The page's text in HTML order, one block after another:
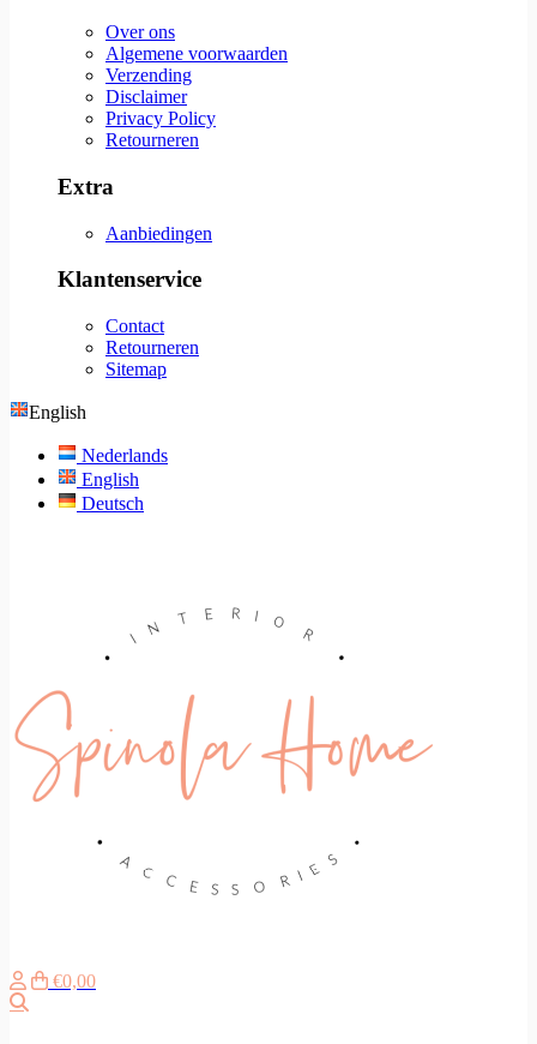
Over ons
Algemene voorwaarden
Verzending
Disclaimer
Privacy Policy
Retourneren
Extra
Aanbiedingen
Klantenservice
Contact
Retourneren
Sitemap
English
Nederlands
English
Deutsch
€0,00